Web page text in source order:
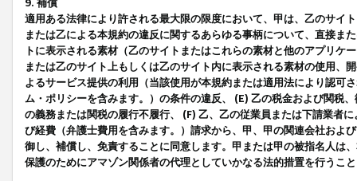
9. 補償
適用ある法律により許される最大限の限度において、甲は、乙のサイ
または乙による本規約の違反に関するあらゆる事柄について、直接ま
トに表示される素材（乙のサイトまたはこれらの素材と他のアプリ
または乙のサイト上もしくは乙のサイト内に表示される素材の使用、
よるサービス提供の利用（当該使用が本規約または適用法により認可
ム・ポリシーを含みます。）の条件の違反、 (E) 乙の税金および関税
の義務または関税の履行不履行、 (F) 乙、乙の従業員または下請業者
び経費（弁護士費用を含みます。）請求から、甲、甲の関連会社およ
御し、補償し、免責することに同意します。甲または甲の被指名人は
保護のためにアマゾン関係者の代理としていかなる法的措置を行うこ